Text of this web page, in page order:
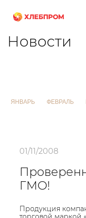
Главная О компании
Новости
ЯНВАРЬ ФЕВРАЛЬ
01/11/2008
ГМО!
Продукция